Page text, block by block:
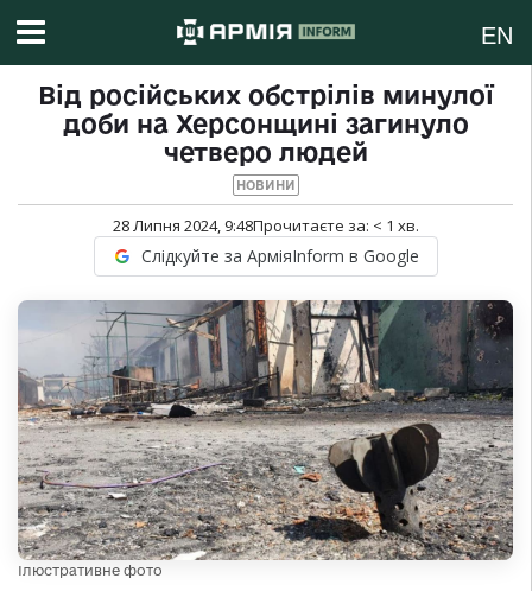
EN
Від російських обстрілів минулої
доби на Херсонщині загинуло
четверо людей
НОВИНИ
28 Липня 2024, 9:48Прочитаєте за: < 1 хв.
Слідкуйте за АрміяInform в Google
Ілюстративне фото